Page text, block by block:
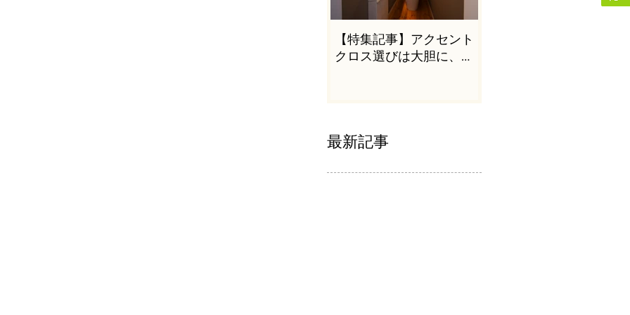
【特集記事】アクセント
クロス選びは大胆に、か
最新記事